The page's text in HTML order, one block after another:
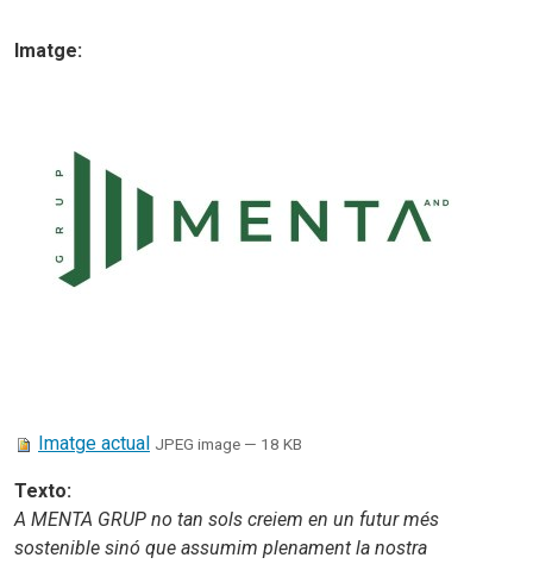
Imatge:
Imatge actual JPEG image — 18 KB
Texto:
A MENTA GRUP no tan sols creiem en un futur més
sostenible sinó que assumim plenament la nostra